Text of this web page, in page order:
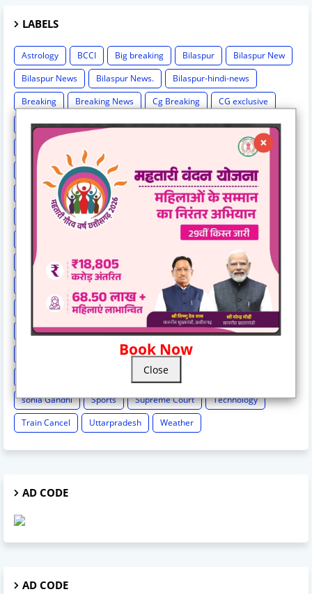
Book Now
Close
LABELS
Astrology BCCI Big breaking Bilaspur
Bilaspur New
Bilaspur News
Bilaspur News.
Bilaspur-hindi-news
Breaking
Breaking News Cg Breaking
CG exclusive
CG Loksbha
CG News CG politics
Chattisgarh news
Chhattisgarh
Chhattisgarh New
Chhattisgarh News
Chhattisgarh News.
Chhattisgarh-hindi-news
Chhattisgarh-news-update
Cricket
Education Election Result
Elections
Health
High Cour
High Court
International News IPL
Israel-hamas war
Lok Sabha Election 2024
MP Breaking News
National News
New India Special Story
News
News Hunt Exclusive
News India Special
News Story
News Times Exclusive
Railway News
Share Market
sonia Gandhi
Sports Supreme Court
Technology
Train Cancel
Uttarpradesh Weather
AD CODE
AD CODE